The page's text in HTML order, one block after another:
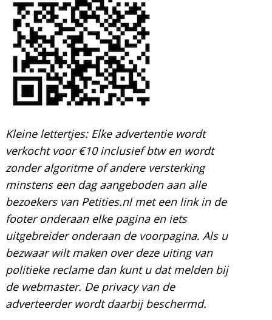
Kleine lettertjes: Elke advertentie wordt
verkocht voor €10 inclusief btw en wordt
zonder algoritme of andere versterking
minstens een dag aangeboden aan alle
bezoekers van Petities.nl met een link in de
footer onderaan elke pagina en iets
uitgebreider onderaan de voorpagina. Als u
bezwaar wilt maken over deze uiting van
politieke reclame dan kunt u dat melden bij
de webmaster. De privacy van de
adverteerder wordt daarbij beschermd.